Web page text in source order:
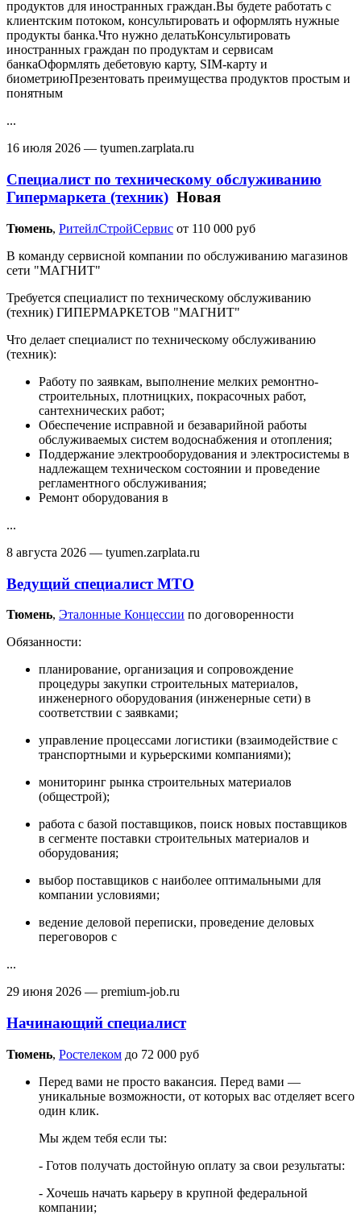
продуктов для иностранных граждан.Вы будете работать с
клиентским потоком, консультировать и оформлять нужные
продукты банка.Что нужно делатьКонсультировать
иностранных граждан по продуктам и сервисам
банкаОформлять дебетовую карту, SIM-карту и
биометриюПрезентовать преимущества продуктов простым и
понятным
...
16 июля 2026 — tyumen.zarplata.ru
Специалист по техническому обслуживанию
Гипермаркета (техник) Новая
Тюмень‎, РитейлСтройСервис от 110 000 руб
В команду сервисной компании по обслуживанию магазинов
сети "МАГНИТ"
Требуется специалист по техническому обслуживанию
(техник) ГИПЕРМАРКЕТОВ "МАГНИТ"
Что делает специалист по техническому обслуживанию
(техник):
Работу по заявкам, выполнение мелких ремонтно-
строительных, плотницких, покрасочных работ,
сантехнических работ;
Обеспечение исправной и безаварийной работы
обслуживаемых систем водоснабжения и отопления;
Поддержание электрооборудования и электросистемы в
надлежащем техническом состоянии и проведение
регламентного обслуживания;
Ремонт оборудования в
...
8 августа 2026 — tyumen.zarplata.ru
Ведущий специалист МТО
Тюмень‎, Эталонные Концессии по договоренности
Обязанности:
планирование, организация и сопровождение
процедуры закупки строительных материалов,
инженерного оборудования (инженерные сети) в
соответствии с заявками;
управление процессами логистики (взаимодействие с
транспортными и курьерскими компаниями);
мониторинг рынка строительных материалов
(общестрой);
работа с базой поставщиков, поиск новых поставщиков
в сегменте поставки строительных материалов и
оборудования;
выбор поставщиков с наиболее оптимальными для
компании условиями;
ведение деловой переписки, проведение деловых
переговоров с
...
29 июня 2026 — premium-job.ru
Начинающий специалист
Тюмень‎, Ростелеком до 72 000 руб
Перед вами не просто вакансия. Перед вами —
уникальные возможности, от которых вас отделяет всего
один клик.
Мы ждем тебя если ты:
- Готов получать достойную оплату за свои результаты:
- Хочешь начать карьеру в крупной федеральной
компании;